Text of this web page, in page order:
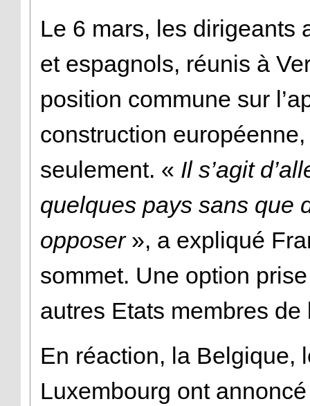
Le 6 mars, les dirigeants
et espagnols, réunis à
position commune sur
construction
seulement. « Il s’agit
quelques pays sans que
opposer», a expliqué
sommet. Une option
autres Etats membres de
En réaction, la Belgique,
Luxembourg ont